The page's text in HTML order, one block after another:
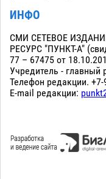
ИНФО
СМИ СЕТЕВОЕ
РЕСУРС "ПУНКТ-А"
77 – 67475 от
Учредитель - главный
Телефон редакции. +7-
E-mail редакции: